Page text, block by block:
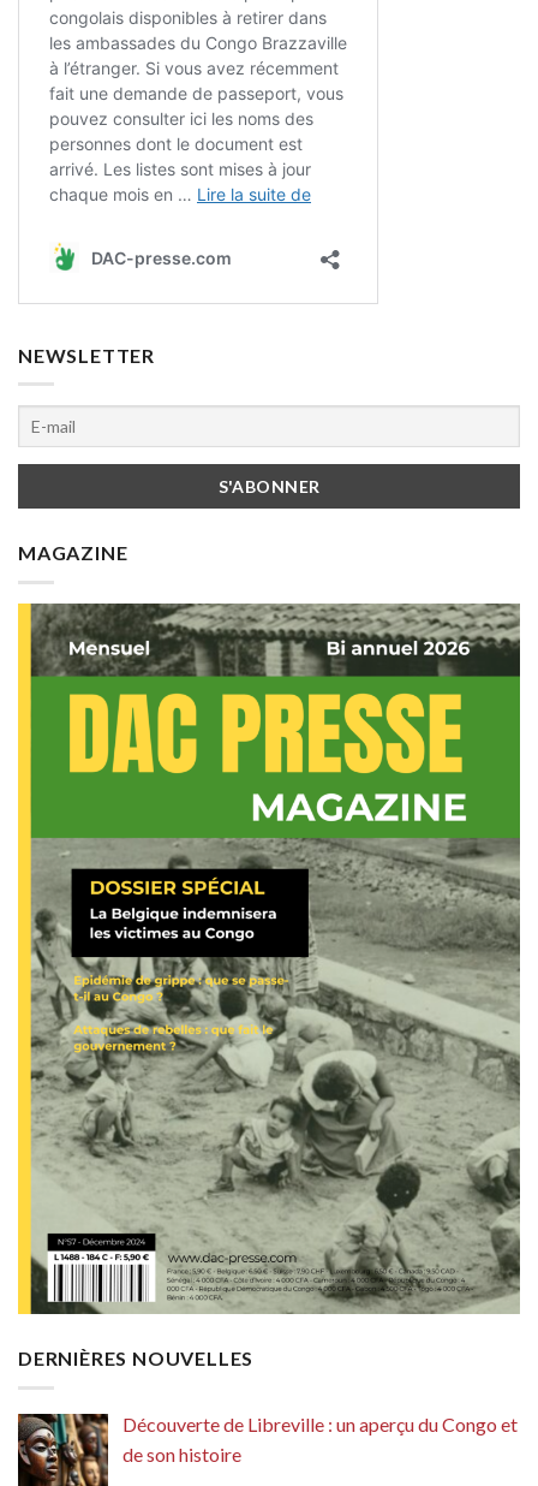
NEWSLETTER
MAGAZINE
DERNIÈRES NOUVELLES
Découverte de Libreville : un aperçu du Congo et
de son histoire